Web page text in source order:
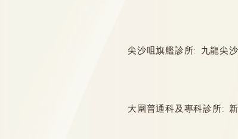
尖沙咀旗艦診所: 九龍尖
大圍普通科及專科診所: